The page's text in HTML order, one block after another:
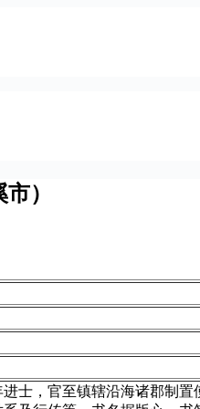
）
士，官至镇辖沿海诸郡制